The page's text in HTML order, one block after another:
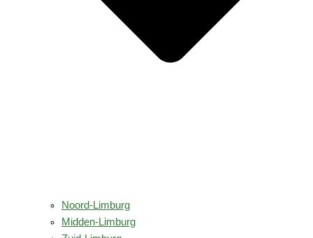
Noord-Limburg
Midden-Limburg